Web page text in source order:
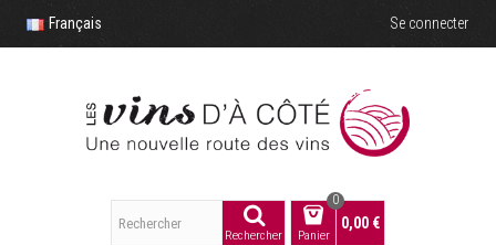
Français Se connecter
Rechercher Panier
0
0,00 €